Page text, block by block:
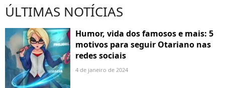
ÚLTIMAS NOTÍCIAS
Humor, vida dos famosos e mais: 5
motivos para seguir Otariano nas
redes sociais
4 de janeiro de 2024